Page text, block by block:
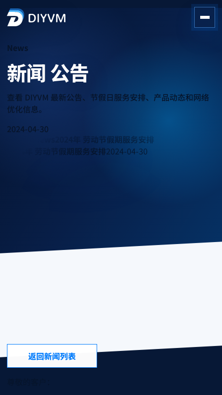
News
新闻公告
查看 DIYVM 最新公告、节假日服务安排、产品动态和网络
优化信息。
2024-04-30
2024年 劳动节假期服务安排
2024年 劳动节假期服务安排2024-04-30
返回新闻列表